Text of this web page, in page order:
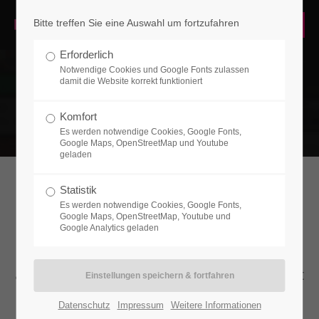
Benutzername
Passwort
Anmelden
Register|Lost your password?
Support
News
Lorem ipsum dolor sit amet, consectetuer
adipiscing elit. Aenean commodo ligula eget
dolor. Aenean massa.
Bitte treffen Sie eine Auswahl um fortzufahren
Erforderlich
Notwendige Cookies und Google Fonts zulassen
damit die Website korrekt funktioniert
Komfort
Es werden notwendige Cookies, Google Fonts,
Google Maps, OpenStreetMap und Youtube
geladen
Statistik
Es werden notwendige Cookies, Google Fonts,
Google Maps, OpenStreetMap, Youtube und
Google Analytics geladen
Datenschutz Impressum Weitere Informationen